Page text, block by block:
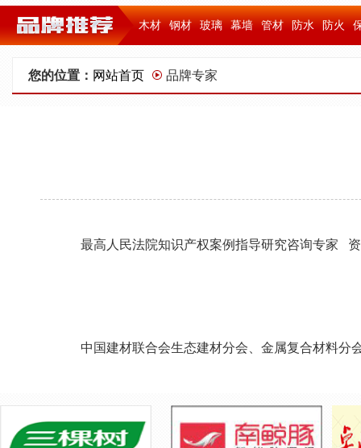
木材 钢材 玻璃 幕墙 管材 防水 防火
您的位置： 网站首页 品牌专家
最高人民法院知识产权案例指导研究咨询专家
中国建材联合会生态建材分会、金属复合材料分